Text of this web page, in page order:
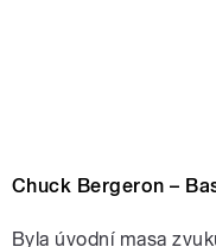
Chuck Bergeron –
Byla úvodní masa